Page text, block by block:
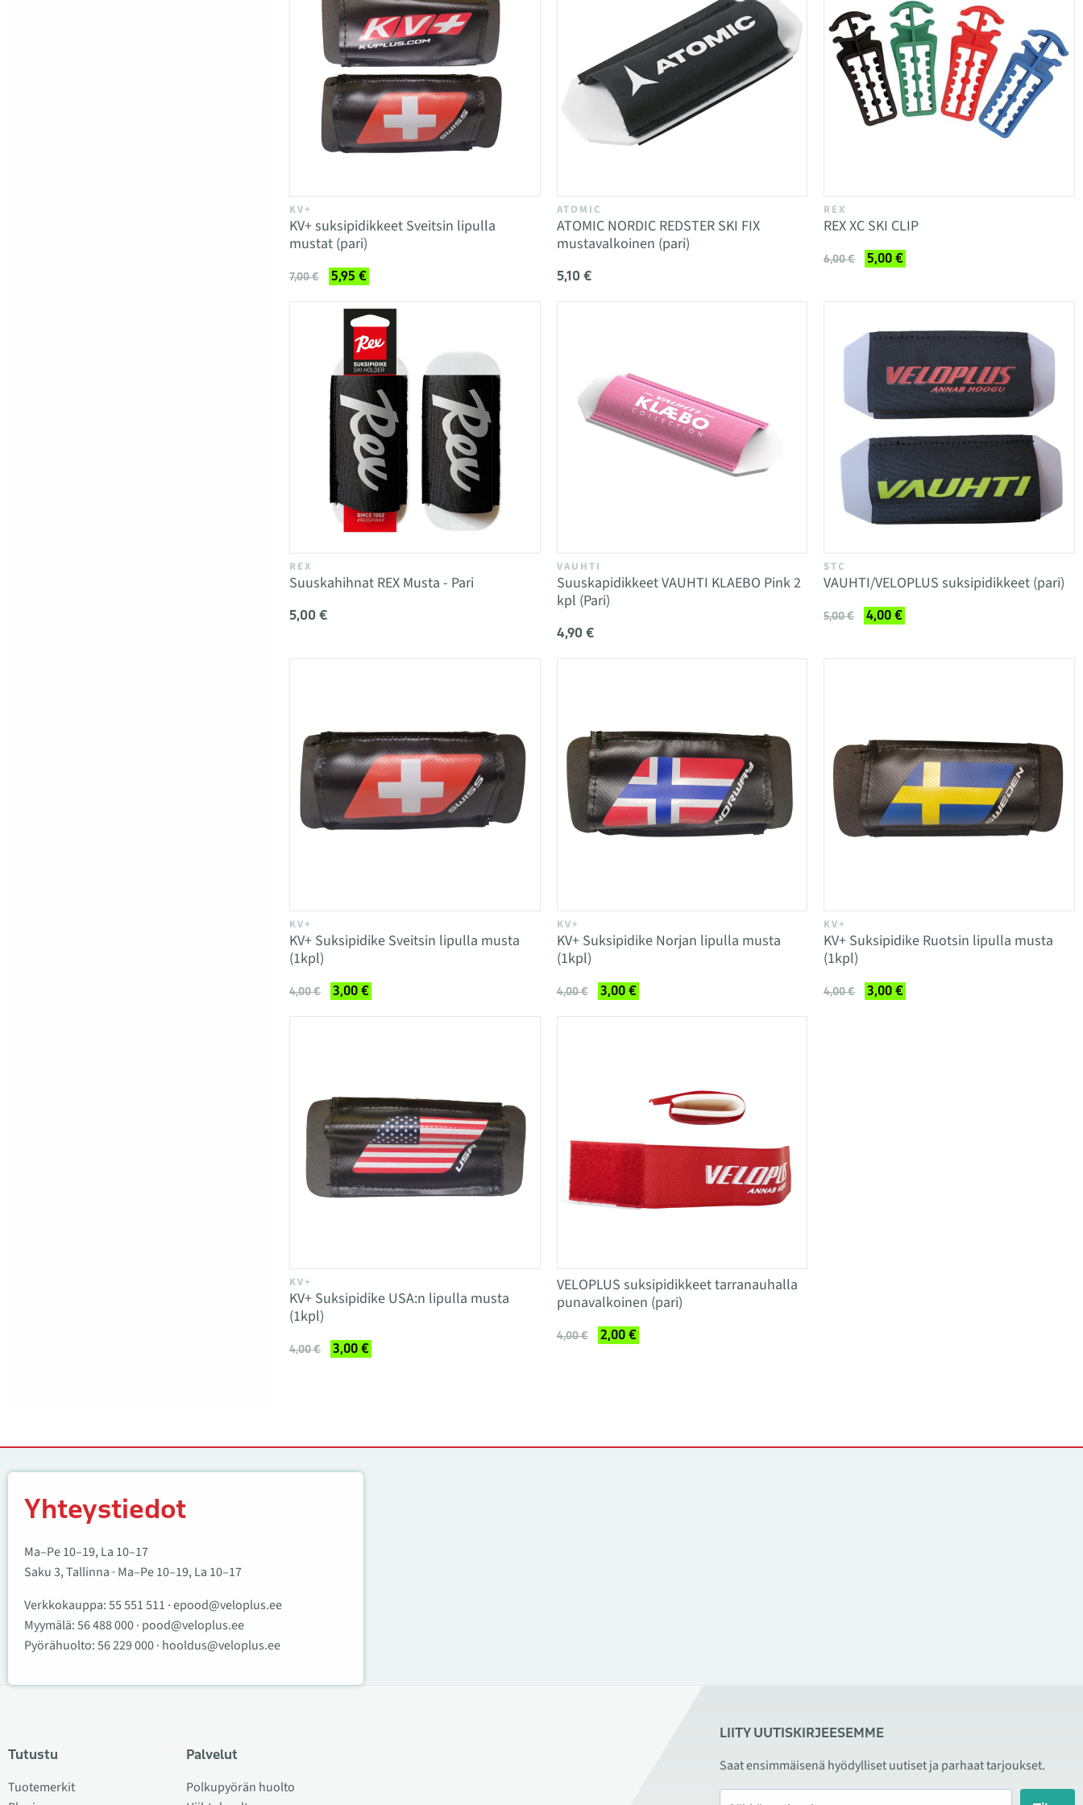
KV+
KV+ suksipidikkeet Sveitsin lipulla
mustat (pari)
7,00 € 5,95 €
ATOMIC
ATOMIC NORDIC REDSTER SKI FIX
mustavalkoinen (pari)
5,10 €
REX
REX XC SKI CLIP
6,00 € 5,00 €
REX
Suuskahihnat REX Musta - Pari
5,00 €
VAUHTI
Suuskapidikkeet VAUHTI KLAEBO Pink 2
kpl (Pari)
4,90 €
STC
VAUHTI/VELOPLUS suksipidikkeet (pari)
5,00 € 4,00 €
KV+
KV+ Suksipidike Sveitsin lipulla musta
(1kpl)
4,00 € 3,00 €
KV+
KV+ Suksipidike Norjan lipulla musta
(1kpl)
4,00 € 3,00 €
KV+
KV+ Suksipidike Ruotsin lipulla musta
(1kpl)
4,00 € 3,00 €
KV+
KV+ Suksipidike USA:n lipulla musta
(1kpl)
4,00 € 3,00 €
VELOPLUS suksipidikkeet tarranauhalla
punavalkoinen (pari)
4,00 € 2,00 €
Yhteystiedot
Yhteystiedot
Ma–Pe 10–19, La 10–17
Saku 3, Tallinna · Ma–Pe 10–19, La 10–17
Verkkokauppa:55 551 511 ·epood@veloplus.ee
Myymälä:56 488 000· pood@veloplus.ee
Pyörähuolto:56 229 000· hooldus@veloplus.ee
Tutustu
Tuotemerkit
Palvelut
Polkupyörän huolto
LIITY UUTISKIRJEESEMME
Saat ensimmäisenä hyödylliset uutiset ja parhaat tarjoukset.